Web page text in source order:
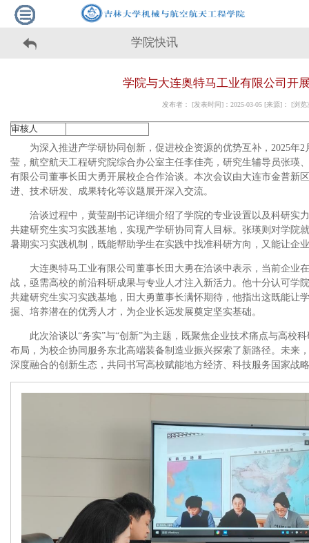
学院快讯
学院与大连奥特马工业有限公司开
发布者： [发表时间]：2025-03-05 [来源]： [浏
审核人
为深入推进产学研协同创新，促进校企资源的优势互补，2025年
莹，航空航天工程研究院综合办公室主任李佳亮，研究生辅导员张瑛
有限公司董事长田大勇开展校企合作洽谈。本次会议由大连市金普新
进、技术研发、成果转化等议题展开深入交流。
洽谈过程中，黄莹副书记详细介绍了学院的专业设置以及科研实
共建研究生实习实践基地，实现产学研协同育人目标。张瑛则对学院
暑期实习实践机制，既能帮助学生在实践中找准科研方向，又能让企
大连奥特马工业有限公司董事长田大勇在洽谈中表示，当前企业
战，亟需高校的前沿科研成果与专业人才注入新活力。他十分认可学
共建研究生实习实践基地，田大勇董事长满怀期待，他指出这既能让
掘、培养潜在的优秀人才，为企业长远发展奠定坚实基础。
此次洽谈以“务实”与“创新”为主题，既聚焦企业技术痛点与高校
布局，为校企协同服务东北高端装备制造业振兴探索了新路径。未来
深度融合的创新生态，共同书写高校赋能地方经济、科技服务国家战